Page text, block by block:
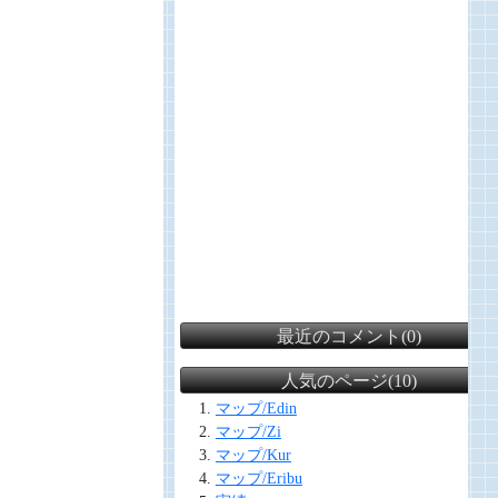
最近のコメント(0)
人気のページ(10)
マップ/Edin
マップ/Zi
マップ/Kur
マップ/Eribu